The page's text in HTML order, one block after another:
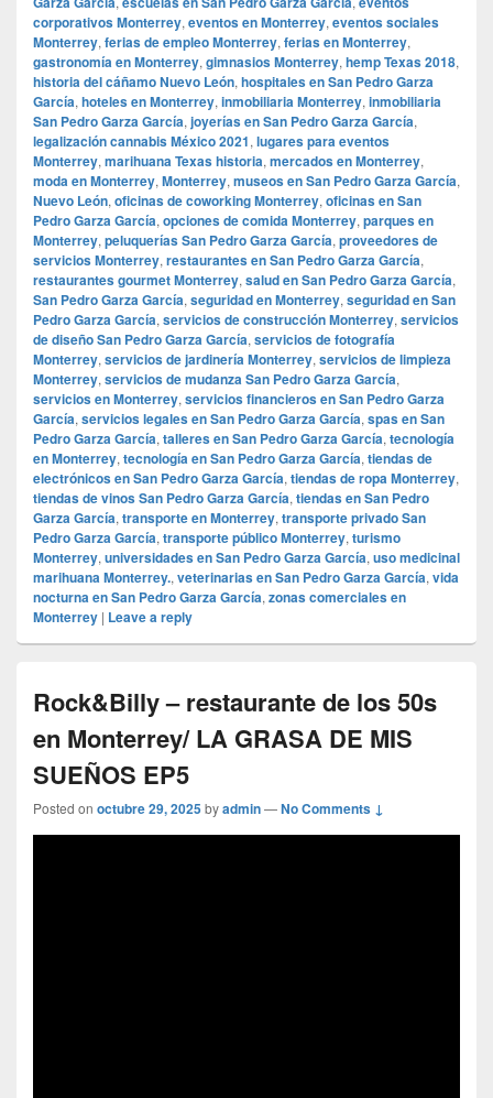
corporativos Monterrey, eventos en Monterrey, eventos sociales
Monterrey, ferias de empleo Monterrey, ferias en Monterrey,
gastronomía en Monterrey, gimnasios Monterrey, hemp Texas 2018,
historia del cáñamo Nuevo León, hospitales en San Pedro Garza
García, hoteles en Monterrey, inmobiliaria Monterrey, inmobiliaria
San Pedro Garza García, joyerías en San Pedro Garza García,
legalización cannabis México 2021, lugares para eventos
Monterrey, marihuana Texas historia, mercados en Monterrey,
moda en Monterrey, Monterrey, museos en San Pedro Garza García,
Nuevo León, oficinas de coworking Monterrey, oficinas en San
Pedro Garza García, opciones de comida Monterrey, parques en
Monterrey, peluquerías San Pedro Garza García, proveedores de
servicios Monterrey, restaurantes en San Pedro Garza García,
restaurantes gourmet Monterrey, salud en San Pedro Garza García,
San Pedro Garza García, seguridad en Monterrey, seguridad en San
Pedro Garza García, servicios de construcción Monterrey, servicios
de diseño San Pedro Garza García, servicios de fotografía
Monterrey, servicios de jardinería Monterrey, servicios de limpieza
Monterrey, servicios de mudanza San Pedro Garza García,
servicios en Monterrey, servicios financieros en San Pedro Garza
García, servicios legales en San Pedro Garza García, spas en San
Pedro Garza García, talleres en San Pedro Garza García, tecnología
en Monterrey, tecnología en San Pedro Garza García, tiendas de
electrónicos en San Pedro Garza García, tiendas de ropa Monterrey,
tiendas de vinos San Pedro Garza García, tiendas en San Pedro
Garza García, transporte en Monterrey, transporte privado San
Pedro Garza García, transporte público Monterrey, turismo
Monterrey, universidades en San Pedro Garza García, uso medicinal
marihuana Monterrey., veterinarias en San Pedro Garza García, vida
nocturna en San Pedro Garza García, zonas comerciales en
Monterrey | Leave a reply
Rock&Billy – restaurante de los 50s
en Monterrey/ LA GRASA DE MIS
SUEÑOS EP5
Posted on octubre 29, 2025byadmin—No Comments ↓